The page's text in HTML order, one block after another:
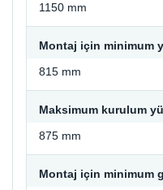
1150 mm
Montaj için minimum
815 mm
Maksimum kurulum
875 mm
Montaj için minimum